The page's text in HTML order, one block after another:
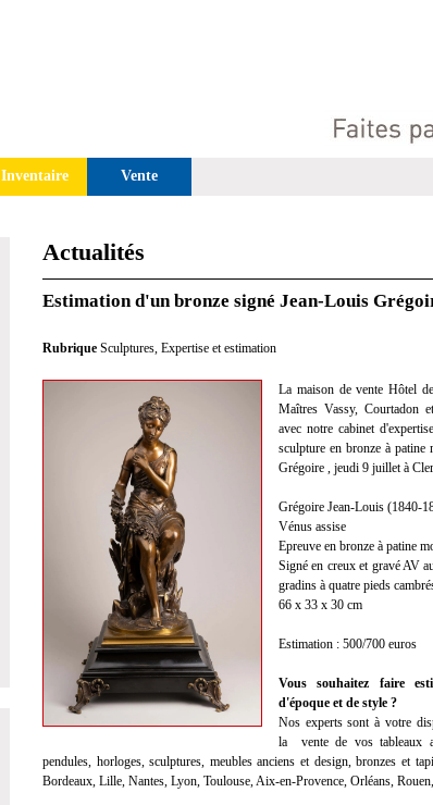
Inventaire Vente
Actualités
Estimation d'un bronze signé Jean-Louis
Rubrique Sculptures, Expertise et estimation
La maison de vente Hôtel
Maîtres Vassy, Courtadon
avec notre cabinet
sculpture en bronze à patine
Grégoire , jeudi 9 juillet à
Grégoire Jean-Louis (1840-
Vénus assise
Epreuve en bronze à patine
Signé en creux et gravé AV
gradins à quatre pieds
66 x 33 x 30 cm
Estimation : 500/700 euros
Vous souhaitez faire
d'époque et de style ?
Nos experts sont à votre
la ventede vos tableaux
pendules, horloges, sculptures, meubles anciens et design, bronzes et
Bordeaux, Lille, Nantes, Lyon, Toulouse, Aix-en-Provence, Orléans,